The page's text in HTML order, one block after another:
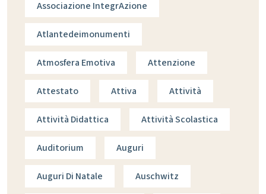
Associazione IntegrAzione
Atlantedeimonumenti
Atmosfera Emotiva Attenzione
Attestato Attiva Attività
Attività Didattica Attività Scolastica
Auditorium Auguri
Auguri Di Natale Auschwitz